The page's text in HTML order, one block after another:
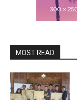
MOST READ